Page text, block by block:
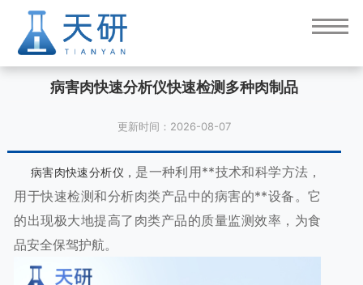
病害肉快速分析仪快速检测多种肉制品
更新时间：2026-08-07
病害肉快速分析仪， 是一种利用**技术和科学方法，
用于快速检测和分析肉类产品中的病害的**设备。它
的出现极大地提高了肉类产品的质量监测效率，为食
品安全保驾护航。